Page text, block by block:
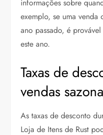
informações sobre
exemplo, se uma venda
ano passado, é
este ano.
Taxas de
vendas
As taxas de desconto
Loja de Itens de Rust